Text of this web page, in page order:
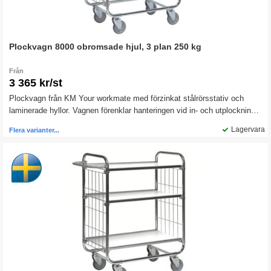
Plockvagn 8000 obromsade hjul, 3 plan 250 kg
Från
3 365 kr/st
Plockvagn från KM Your workmate med förzinkat stålrörsstativ och
laminerade hyllor. Vagnen förenklar hanteringen vid in- och utplockning.
Lagervara
Flera varianter...